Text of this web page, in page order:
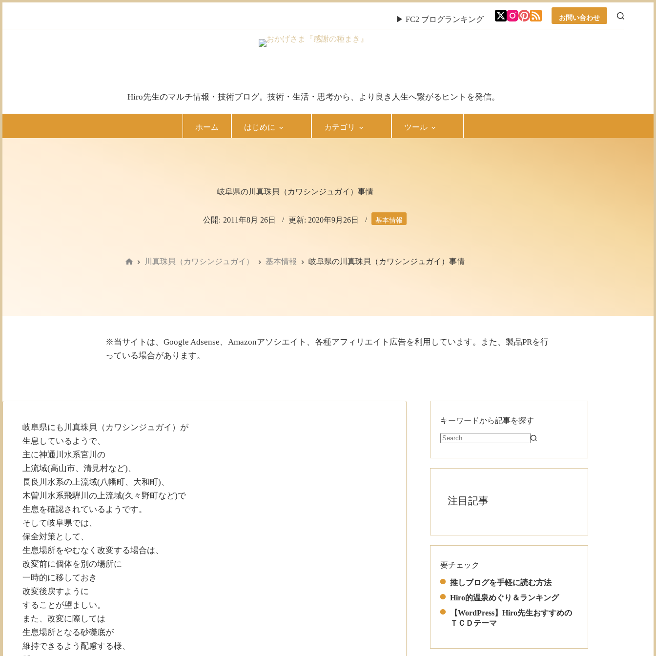
テ
▶ FC2 ブログランキング お問い合わせ
Hiro先生のマルチ情報・技術ブログ。技術・生活・思考から、より良き人生へ繋がるヒントを発信。
ホーム はじめに カテゴリ ツール
岐阜県の川真珠貝（カワシンジュガイ）事情
公開: 2011年8月 26日 更新: 2020年9月26日 基本情報
川真珠貝（カワシンジュガイ） 基本情報 岐阜県の川真珠貝（カワシンジュガイ）事情
※当サイトは、Google Adsense、Amazonアソシエイト、各種アフィリエイト広告を利用しています。また、製品PRを行
っている場合があります。
岐阜県にも川真珠貝（カワシンジュガイ）が
生息しているようで、
主に神通川水系宮川の
上流域(高山市、清見村など)、
長良川水系の上流域(八幡町、大和町)、
木曽川水系飛騨川の上流域(久々野町など)で
生息を確認されているようです。
そして岐阜県では、
保全対策として、
生息場所をやむなく改変する場合は、
改変前に個体を別の場所に
一時的に移しておき
改変後戻すように
することが望ましい。
また、改変に際しては
生息場所となる砂礫底が
維持できるよう配慮する様、
キーワードから記事を探す
注目記事
要チェック
推しブログを手軽に読む方法
Hiro的温泉めぐり＆ランキング
【WordPress】Hiro先生おすすめの
ＴＣＤテーマ